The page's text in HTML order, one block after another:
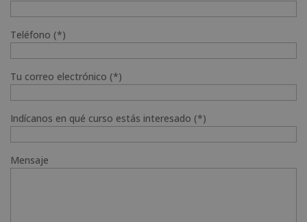
Teléfono (*)
Tu correo electrónico (*)
Indícanos en qué curso estás interesado (*)
Mensaje